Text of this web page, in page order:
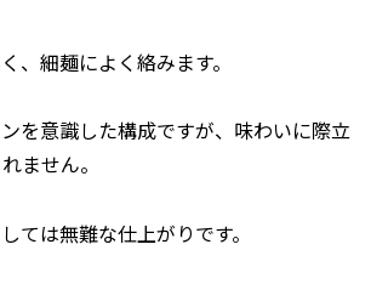
、細麺によく絡みます。
を意識した構成ですが、味わいに際立
ません。
ては無難な仕上がりです。